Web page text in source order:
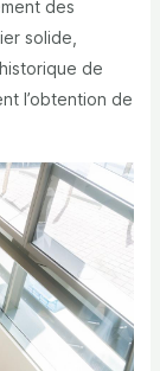
des
solide,
de
l’obtention de